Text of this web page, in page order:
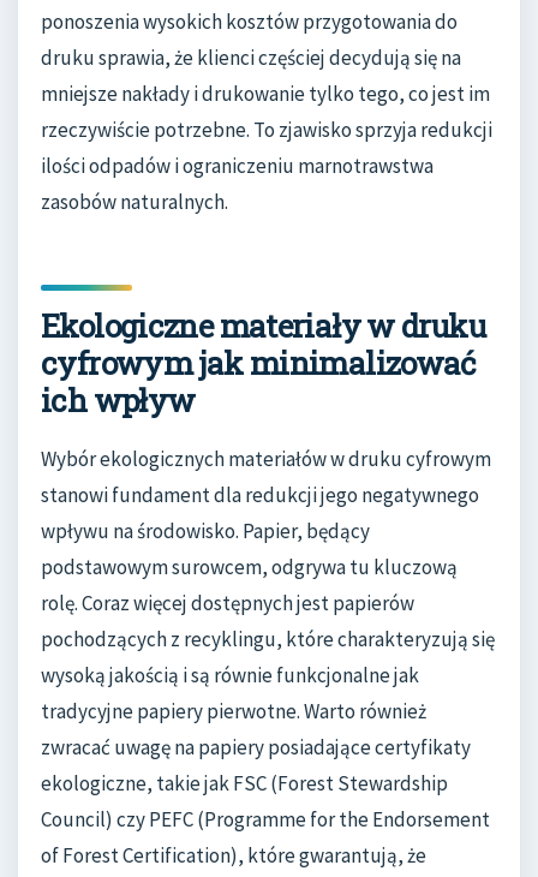
ponoszenia wysokich kosztów przygotowania do
druku sprawia, że klienci częściej decydują się na
mniejsze nakłady i drukowanie tylko tego, co jest im
rzeczywiście potrzebne. To zjawisko sprzyja redukcji
ilości odpadów i ograniczeniu marnotrawstwa
zasobów naturalnych.
Ekologiczne materiały w druku
cyfrowym jak minimalizować
ich wpływ
Wybór ekologicznych materiałów w druku cyfrowym
stanowi fundament dla redukcji jego negatywnego
wpływu na środowisko. Papier, będący
podstawowym surowcem, odgrywa tu kluczową
rolę. Coraz więcej dostępnych jest papierów
pochodzących z recyklingu, które charakteryzują się
wysoką jakością i są równie funkcjonalne jak
tradycyjne papiery pierwotne. Warto również
zwracać uwagę na papiery posiadające certyfikaty
ekologiczne, takie jak FSC (Forest Stewardship
Council) czy PEFC (Programme for the Endorsement
of Forest Certification), które gwarantują, że